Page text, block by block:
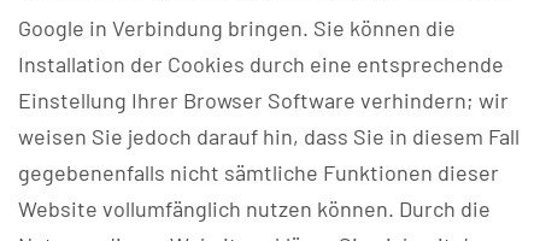
Google in Verbindung bringen. Sie können die
Installation der Cookies durch eine entsprechende
Einstellung Ihrer Browser Software verhindern; wir
weisen Sie jedoch darauf hin, dass Sie in diesem Fall
gegebenenfalls nicht sämtliche Funktionen dieser
Website vollumfänglich nutzen können. Durch die